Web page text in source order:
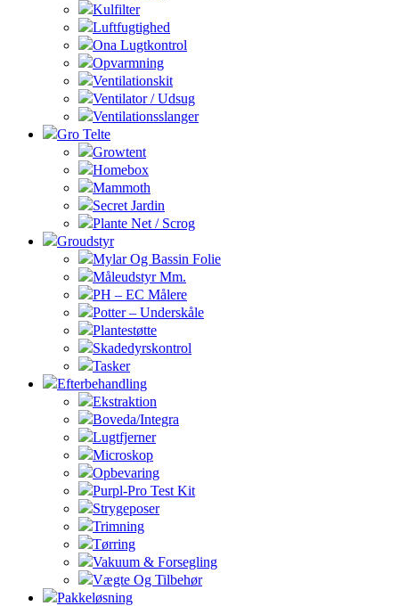
Kulfilter
Luftfugtighed
Ona Lugtkontrol
Opvarmning
Ventilationskit
Ventilator / Udsug
Ventilationsslanger
Gro Telte
Growtent
Homebox
Mammoth
Secret Jardin
Plante Net / Scrog
Groudstyr
Mylar Og Bassin Folie
Måleudstyr Mm.
PH – EC Målere
Potter – Underskåle
Plantestøtte
Skadedyrskontrol
Tasker
Efterbehandling
Ekstraktion
Boveda/Integra
Lugtfjerner
Microskop
Opbevaring
Purpl-Pro Test Kit
Strygeposer
Trimning
Tørring
Vakuum & Forsegling
Vægte Og Tilbehør
Pakkeløsning